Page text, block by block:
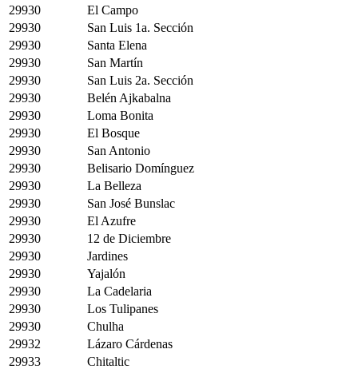
29930
El Campo
29930
San Luis 1a. Sección
29930
Santa Elena
29930
San Martín
29930
San Luis 2a. Sección
29930
Belén Ajkabalna
29930
Loma Bonita
29930
El Bosque
29930
San Antonio
29930
Belisario Domínguez
29930
La Belleza
29930
San José Bunslac
29930
El Azufre
29930
12 de Diciembre
29930
Jardines
29930
Yajalón
29930
La Cadelaria
29930
Los Tulipanes
29930
Chulha
29932
Lázaro Cárdenas
29933
Chitaltic